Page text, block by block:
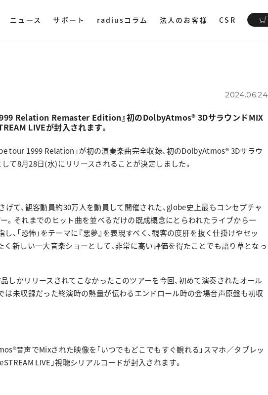
・ 据え置き
・ スピーカー
・ オーディオストレージ
NeSYNC
ニュース サポート radiusコラム 法人のお客様 CSR
2024.06.24
Relation Remaster Edition』初のDolbyAtmos® 3DサラウンドMIX
LIVEが封入されます。
tour 1999 Relation」が初の演奏楽曲完全収録、初のDolbyAtmos® 3Dサラウ
て8月28日(水)にリリースされることが決定しました。
げて、観客動員約30万人を動員して開催された、globe史上最もコンセプチャ
。それまでのヒット曲を並べるだけの既成概念にとらわれたライブから一
、「恐怖」をテーマに『悪夢』を表現すべく、観客の度肝を抜く仕掛けやセッ
く新しい一大音楽ショーとして、非常に高い評価を得たことでも語り草となっ
しかリリースされてこなかったこのツアーを今回、初めて演奏されたオール
は未収録だった終演時の熱量が伝わるエンドロール時の会場音声原盤も初収
音声でMixされた映像を「いつでもどこでもすぐ観れる」スマホ／タブレッ
LIVE」視聴シリアルコードが封入されます。